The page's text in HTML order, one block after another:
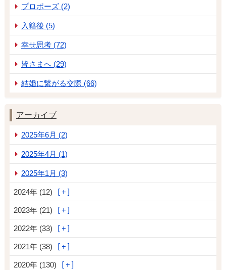
プロポーズ (2)
入籍後 (5)
幸せ思考 (72)
皆さまへ (29)
結婚に繋がる交際 (66)
アーカイブ
2025年6月 (2)
2025年4月 (1)
2025年1月 (3)
2024年 (12)
2023年 (21)
2022年 (33)
2021年 (38)
2020年 (130)